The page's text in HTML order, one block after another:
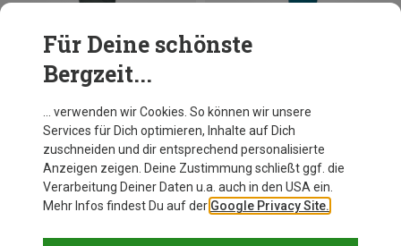
Du sparst bis 52%
Für Deine schönste
Bergzeit...
… verwenden wir Cookies. So können wir unsere
Services für Dich optimieren, Inhalte auf Dich
zuschneiden und dir entsprechend personalisierte
Anzeigen zeigen. Deine Zustimmung schließt ggf. die
Verarbeitung Deiner Daten u.a. auch in den USA ein.
Mehr Infos findest Du auf der Google Privacy Site.